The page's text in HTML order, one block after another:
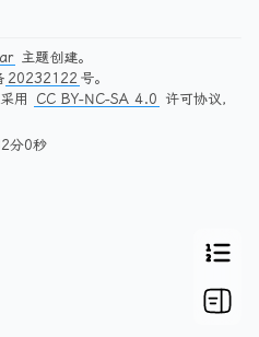
主题创建。
20232122 号。
用
CC BY-NC-SA 4.0 许可协议，
分0秒